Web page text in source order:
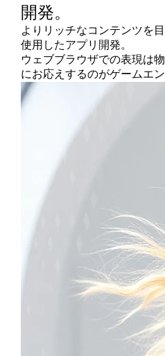
開発。
よりリッチなコンテンツを
使用したアプリ開発。
ウェブブラウザでの表現は
にお応えするのがゲームエン